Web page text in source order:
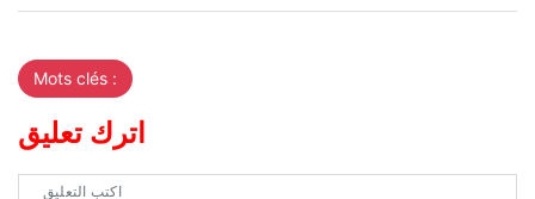
Mots clés :
اترك تعليق